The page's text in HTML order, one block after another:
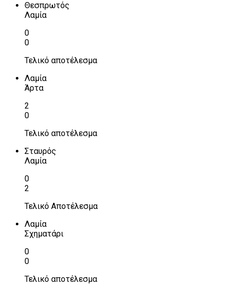
Θεσπρωτός
Λαμία
0
0
Τελικό αποτέλεσμα
Λαμία
Άρτα
2
0
Τελικό αποτέλεσμα
Σταυρός
Λαμία
0
2
Τελικό Αποτέλεσμα
Λαμία
Σχηματάρι
0
0
Τελικό αποτέλεσμα